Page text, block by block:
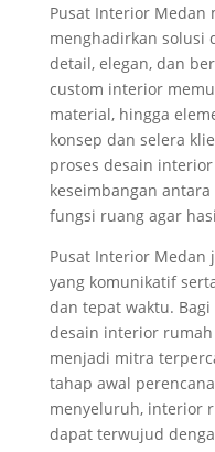
Pusat Interior Medan
menghadirkan solusi
detail, elegan, dan
custom interior
material, hingga
konsep dan selera
proses desain
keseimbangan
fungsi ruang agar
Pusat Interior Medan
yang komunikatif
dan tepat waktu.
desain interior
menjadi mitra
tahap awal
menyeluruh, interior
dapat terwujud